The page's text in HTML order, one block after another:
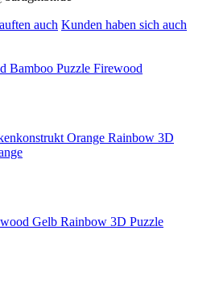
auch Kunden haben sich auch
Bamboo Puzzle Firewood
Rainbow 3D
Rainbow 3D Puzzle